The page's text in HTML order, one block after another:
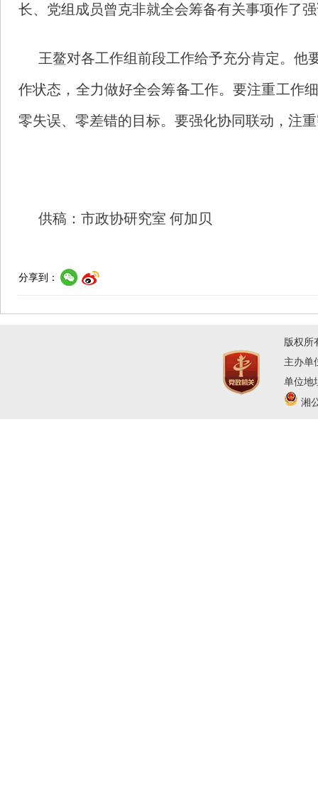
长、党组成员曾克非就全会筹备有关事项作了
王鳌对各工作组前段工作给予充分肯定。他
作状态，全力做好全会筹备工作。要注重工作
零失误、零差错的目标。要强化协同联动，注
供稿：市政协研究室 何加贝
分享到：
版权所
主办单
单位地
湘